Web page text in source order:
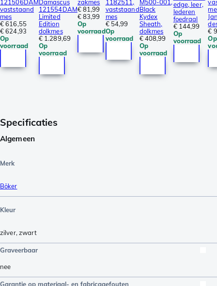
121506DAM
vaststaand
mes
€ 616,55
€ 624,93
Op
voorraad
Damascus
121554DAM
Limited
Edition
dolkmes
€ 1.289,69
Op
voorraad
zakmes
€ 81,99
€ 83,99
Op
voorraad
1182511,
vaststaand
mes
€ 54,99
Op
voorraad
M500-001,
Black
Kydex
Sheath,
dolkmes
€ 408,99
Op
voorraad
edge, leer,
lederen
foedraal
€ 144,99
Op
voorraad
€
Op
Specificaties
Algemeen
Merk
Böker
Kleur
zilver,zwart
Graveerbaar
nee
Garantie op materiaal- en fabricagefouten